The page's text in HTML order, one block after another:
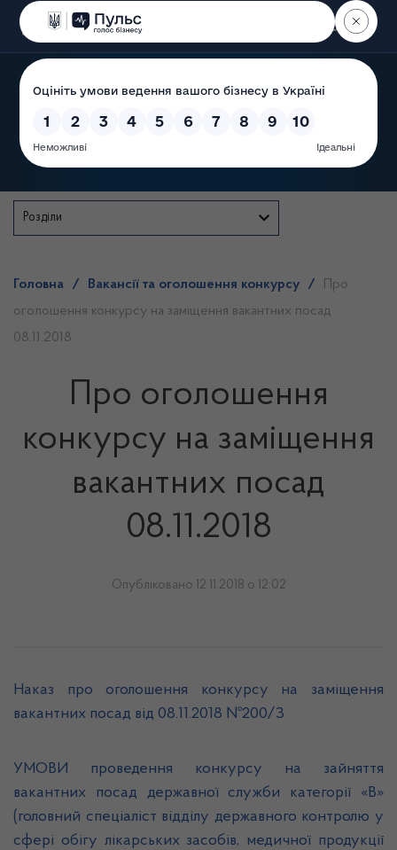
Пошук
Розділи
Головна / Вакансії та оголошення конкурсу /
Про
оголошення конкурсу на заміщення вакантних посад
08.11.2018
Про оголошення
конкурсу на заміщення
вакантних посад
08.11.2018
Опубліковано 12.11.2018 о 12:02
Наказ про оголошення конкурсу на заміщення
вакантних посад від 08.11.2018 №200/З
УМОВИ проведення конкурсу на зайняття
вакантних посад державної служби категорії «В»
(головний спеціаліст відділу державного контролю у
сфері обігу лікарських засобів, медичної продукції